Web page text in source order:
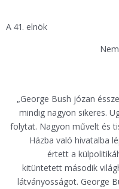
A 41. elnök
„George Bush józan
mindig nagyon sikeres.
folytat. Nagyon művelt és
Házba való hivatalba
értett a
kitüntetett második
látványosságot. George